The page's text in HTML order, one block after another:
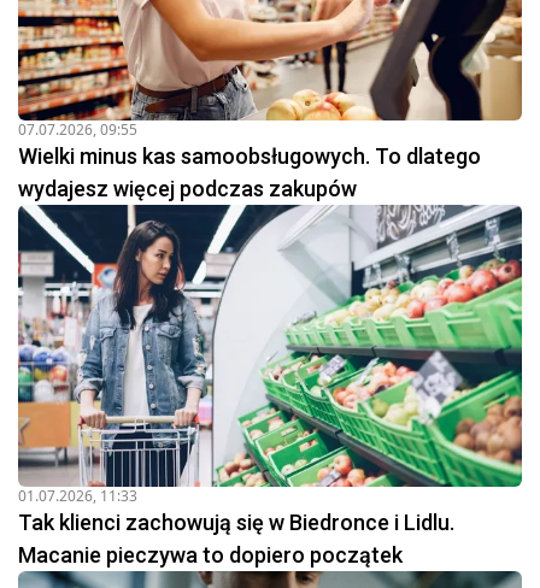
07.07.2026, 09:55
Wielki minus kas samoobsługowych. To dlatego
wydajesz więcej podczas zakupów
01.07.2026, 11:33
Tak klienci zachowują się w Biedronce i Lidlu.
Macanie pieczywa to dopiero początek